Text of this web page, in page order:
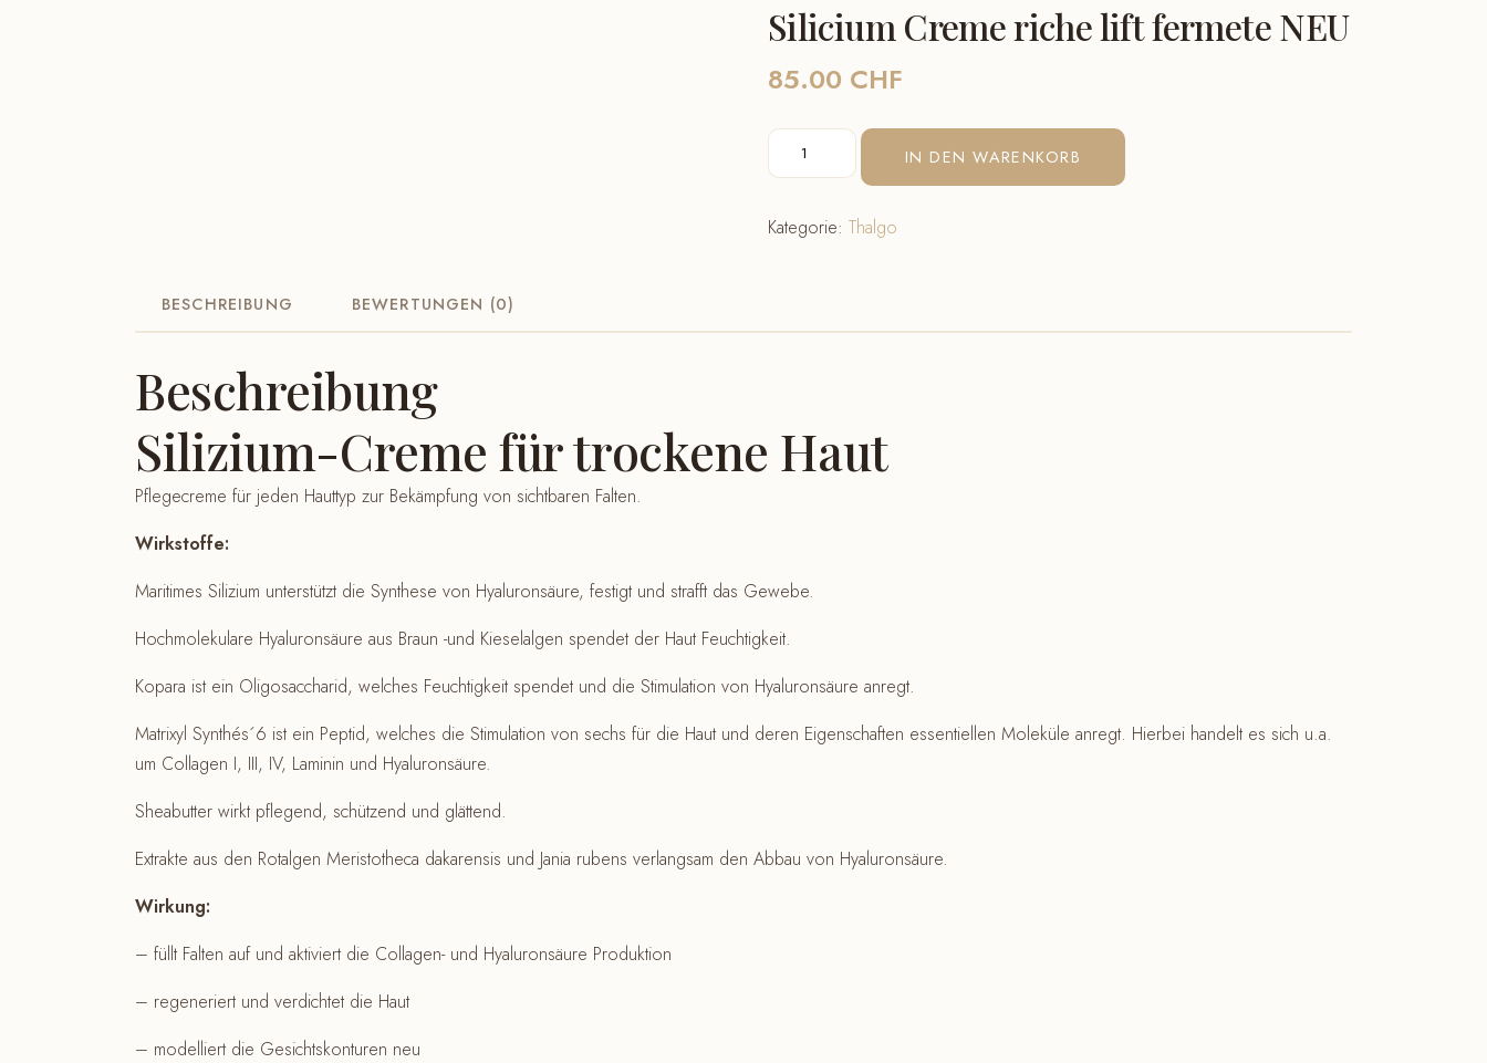
Silicium Creme riche lift fermete NEU
85.00 CHF
Silicium
Creme
lift
IN DEN WARENKORB
Kategorie: Thalgo
BESCHREIBUNG BEWERTUNGEN (0)
Beschreibung
Silizium-Creme für trockene Haut
Pflegecreme für jeden Hauttyp zur Bekämpfung von sichtbaren Falten.
Wirkstoffe:
Maritimes Silizium unterstützt die Synthese von Hyaluronsäure, festigt und strafft das Gewebe.
Hochmolekulare Hyaluronsäure aus Braun -und Kieselalgen spendet der Haut Feuchtigkeit.
Kopara ist ein Oligosaccharid, welches Feuchtigkeit spendet und die Stimulation von Hyaluronsäure anregt.
Matrixyl Synthés´6 ist ein Peptid, welches die Stimulation von sechs für die Haut und deren Eigenschaften essentiellen Moleküle anregt. Hierbei handelt es sich u.a.
um Collagen I, III, IV, Laminin und Hyaluronsäure.
Sheabutter wirkt pflegend, schützend und glättend.
Extrakte aus den Rotalgen Meristotheca dakarensis und Jania rubens verlangsam den Abbau von Hyaluronsäure.
Wirkung:
– füllt Falten auf und aktiviert die Collagen- und Hyaluronsäure Produktion
– regeneriert und verdichtet die Haut
– modelliert die Gesichtskonturen neu